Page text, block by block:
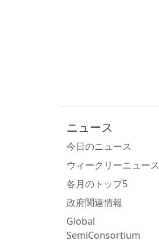
ニュース
今日のニュース
ウィークリーニュース
各月のトップ5
政府関連情報
Global
SemiConsortium